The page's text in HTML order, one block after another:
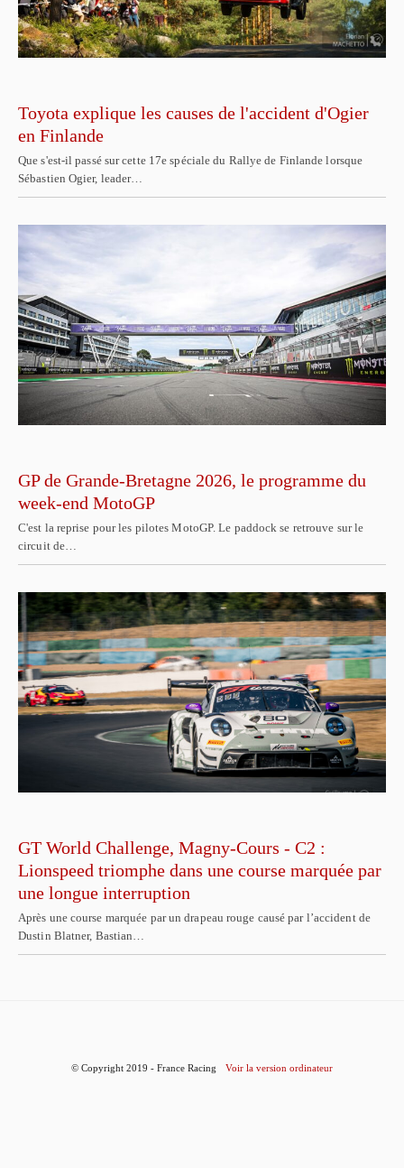
Toyota explique les causes de l'accident d'Ogier
en Finlande
Que s'est-il passé sur cette 17e spéciale du Rallye de Finlande lorsque
Sébastien Ogier, leader…
GP de Grande-Bretagne 2026, le programme du
week-end MotoGP
C'est la reprise pour les pilotes MotoGP. Le paddock se retrouve sur le
circuit de…
GT World Challenge, Magny-Cours - C2 :
Lionspeed triomphe dans une course marquée par
une longue interruption
Après une course marquée par un drapeau rouge causé par l’accident de
Dustin Blatner, Bastian…
© Copyright 2019 - France Racing Voir la version ordinateur